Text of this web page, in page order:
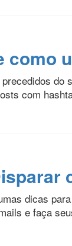
como
do
com
dicas
e faça